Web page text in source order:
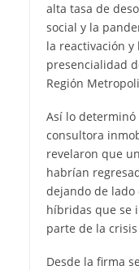
alta tasa de
social y la
la reactivación
presencialidad
Región
Así lo
consultora
revelaron que
habrían
dejando de lado
híbridas que se
parte de la
Desde la firma